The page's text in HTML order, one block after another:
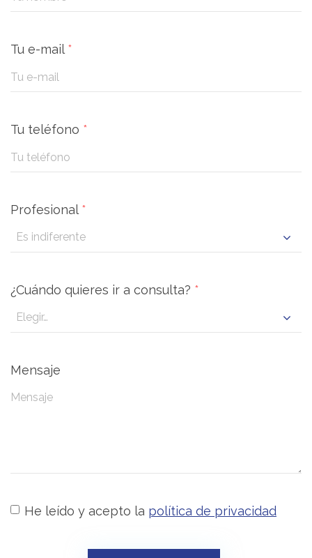
Tu e-mail *
Tu teléfono *
Profesional *
¿Cuándo quieres ir a consulta? *
Mensaje
He leído y acepto la política de privacidad